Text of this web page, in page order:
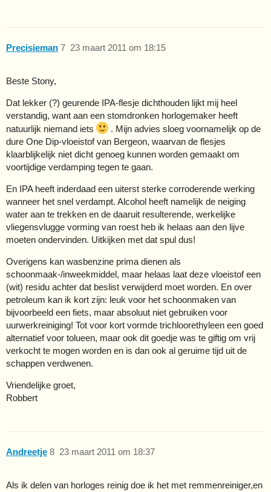
Precisieman 23 maart 2011 om 18:15
7
Beste Stony,
Dat lekker (?) geurende IPA-flesje dichthouden lijkt mij heel
verstandig, want aan een stomdronken horlogemaker heeft
natuurlijk niemand iets
. Mijn advies sloeg voornamelijk op de
dure One Dip-vloeistof van Bergeon, waarvan de flesjes
klaarblijkelijk niet dicht genoeg kunnen worden gemaakt om
voortijdige verdamping tegen te gaan.
En IPA heeft inderdaad een uiterst sterke corroderende werking
wanneer het snel verdampt. Alcohol heeft namelijk de neiging
water aan te trekken en de daaruit resulterende, werkelijke
vliegensvlugge vorming van roest heb ik helaas aan den lijve
moeten ondervinden. Uitkijken met dat spul dus!
Overigens kan wasbenzine prima dienen als
schoonmaak-/inweekmiddel, maar helaas laat deze vloeistof een
(wit) residu achter dat beslist verwijderd moet worden. En over
petroleum kan ik kort zijn: leuk voor het schoonmaken van
bijvoorbeeld een fiets, maar absoluut niet gebruiken voor
uurwerkreiniging! Tot voor kort vormde trichloorethyleen een goed
alternatief voor tolueen, maar ook dit goedje was te giftig om vrij
verkocht te mogen worden en is dan ook al geruime tijd uit de
schappen verdwenen.
Vriendelijke groet,
Robbert
Andreetje 23 maart 2011 om 18:37
8
Als ik delen van horloges reinig doe ik het met remmenreiniger,en